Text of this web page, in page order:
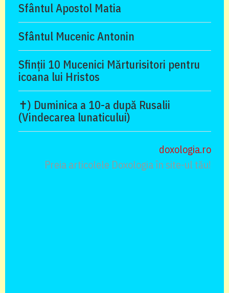
Sfântul Apostol Matia
Sfântul Mucenic Antonin
Sfinții 10 Mucenici Mărturisitori pentru
icoana lui Hristos
✝) Duminica a 10-a după Rusalii
(Vindecarea lunaticului)
doxologia.ro
Preia articolele Doxologia în site-ul tău!